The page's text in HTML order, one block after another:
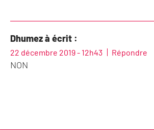
Dhumez à écrit :
22 décembre 2019 - 12h43 Répondre
NON